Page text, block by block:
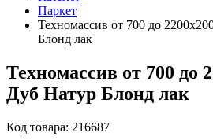
Паркет
Техномассив от 700 до
Блонд лак
Техномассив от 700 до
Дуб Натур Блонд лак
Код товара: 216687